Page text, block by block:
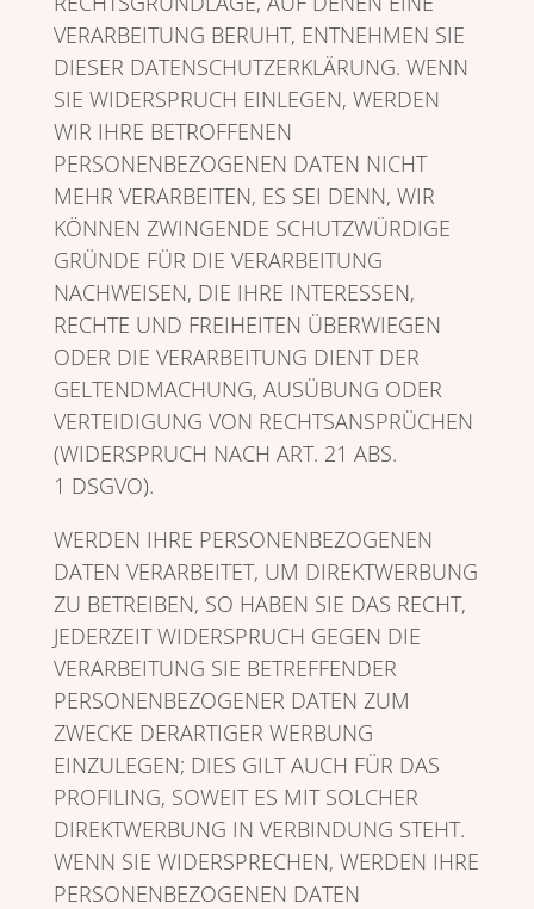
VERARBEITUNG BERUHT, ENTNEHMEN SIE
DIESER DATENSCHUTZERKLÄRUNG. WENN
SIE WIDERSPRUCH EINLEGEN, WERDEN
WIR IHRE BETROFFENEN
PERSONENBEZOGENEN DATEN NICHT
MEHR VERARBEITEN, ES SEI DENN, WIR
KÖNNEN ZWINGENDE SCHUTZWÜRDIGE
GRÜNDE FÜR DIE VERARBEITUNG
NACHWEISEN, DIE IHRE INTERESSEN,
RECHTE UND FREIHEITEN ÜBERWIEGEN
ODER DIE VERARBEITUNG DIENT DER
GELTENDMACHUNG, AUSÜBUNG ODER
VERTEIDIGUNG VON RECHTSANSPRÜCHEN
(WIDERSPRUCH NACH ART. 21 ABS.
1 DSGVO).
WERDEN IHRE PERSONENBEZOGENEN
DATEN VERARBEITET, UM DIREKTWERBUNG
ZU BETREIBEN, SO HABEN SIE DAS RECHT,
JEDERZEIT WIDERSPRUCH GEGEN DIE
VERARBEITUNG SIE BETREFFENDER
PERSONENBEZOGENER DATEN ZUM
ZWECKE DERARTIGER WERBUNG
EINZULEGEN; DIES GILT AUCH FÜR DAS
PROFILING, SOWEIT ES MIT SOLCHER
DIREKTWERBUNG IN VERBINDUNG STEHT.
WENN SIE WIDERSPRECHEN, WERDEN IHRE
PERSONENBEZOGENEN DATEN